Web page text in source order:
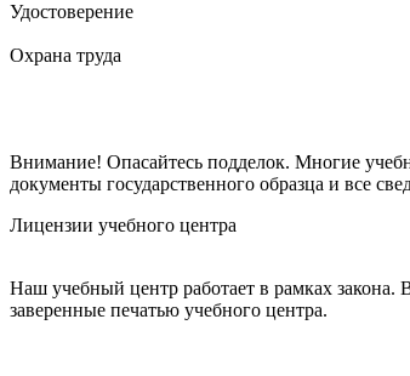
Удостоверение
Охрана труда
Внимание! Опасайтесь подделок. Многие
документы государственного образца и все
Лицензии учебного центра
Наш учебный центр работает в рамках
заверенные печатью учебного центра.